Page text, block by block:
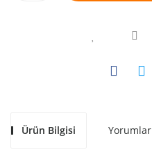
Ürün Bilgisi Yorumlar